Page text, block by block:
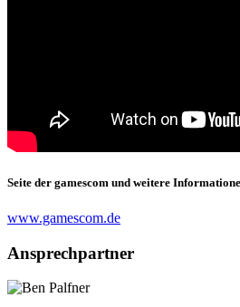
Seite der gamescom und weitere
www.gamescom.de
Ansprechpartner